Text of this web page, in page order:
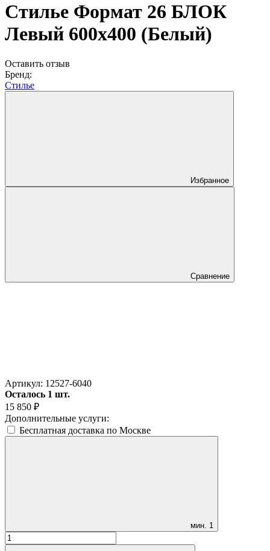
Стилье Формат 26 БЛОК
Левый 600х400 (Белый)
Оставить отзыв
Бренд:
Стилье
Избранное
Сравнение
Артикул: 12527-6040
Осталось 1 шт.
15 850 ₽
Дополнительные услуги:
Бесплатная доставка по Москве
мин. 1